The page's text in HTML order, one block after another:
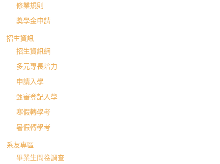
修業規則
獎學金申請
招生資訊
招生資訊網
多元專長培力
申請入學
甄審登記入學
寒假轉學考
暑假轉學考
系友專區
畢業生問卷調查